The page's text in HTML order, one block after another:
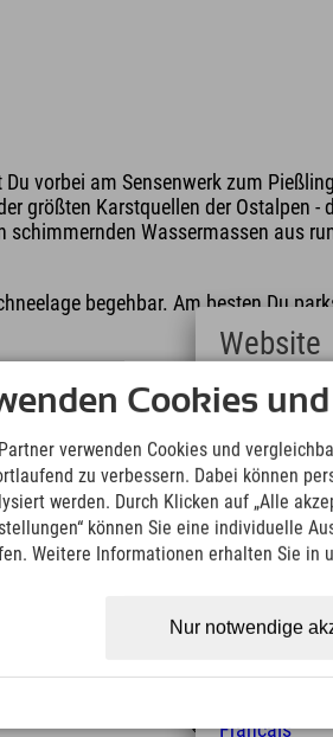
vorbei am Sensenwerk zum
größten Karstquellen der Ostalpen -
schimmernden Wassermassen aus
begehbar. Am besten Du
bevor Du Dich auf den Weg zu
Entfernung vom
Cookies
verwenden Cookies und
zu verbessern. Dabei können
werden. Durch Klicken auf „Alle
können Sie eine individuelle
Weitere Informationen erhalten Sie in
Nur notwendige
Website
Deutsch
(German)
English
(English)
Italiano
(Italian)
Čeština
(Czech)
Magyar
Nederlands
Français